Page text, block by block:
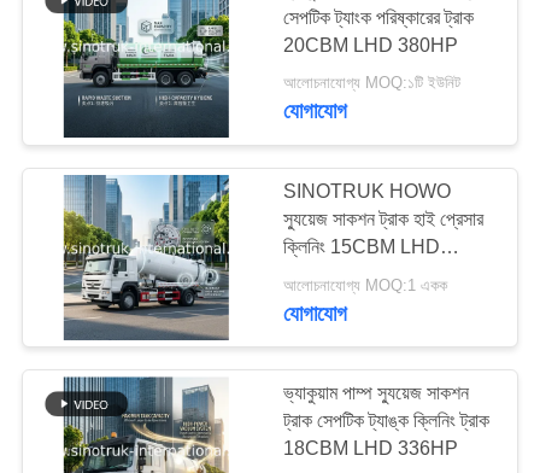
অগ্নি নির্বাপক ট্রাক
আবর্জনা সংগ্রহ ট্রাক
34
সেপটিক ট্যাংক পরিষ্কারের ট্রাক
20CBM LHD 380HP
আলোচনাযোগ্য MOQ:১টি ইউনিট
যোগাযোগ
SINOTRUK HOWO
স্যুয়েজ সাকশন ট্রাক হাই প্রেসার
ক্লিনিং 15CBM LHD
আলোচনাযোগ্য MOQ:1 একক
যোগাযোগ
ভ্যাকুয়াম পাম্প স্যুয়েজ সাকশন
ট্রাক সেপটিক ট্যাঙ্ক ক্লিনিং ট্রাক
18CBM LHD 336HP